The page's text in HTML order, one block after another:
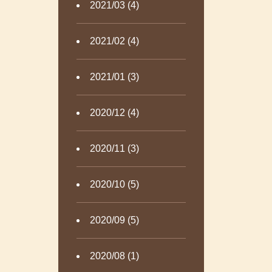
2021/03 (4)
2021/02 (4)
2021/01 (3)
2020/12 (4)
2020/11 (3)
2020/10 (5)
2020/09 (5)
2020/08 (1)